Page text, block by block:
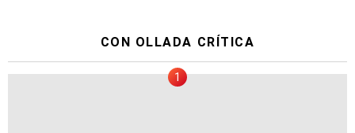
CON OLLADA CRÍTICA